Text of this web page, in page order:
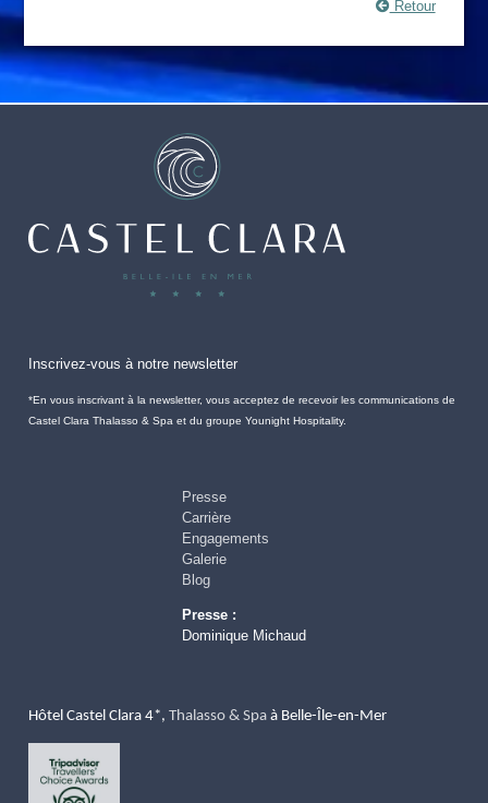
Retour
Inscrivez-vous à notre newsletter
*En vous inscrivant à la newsletter, vous acceptez de recevoir les communications de
Castel Clara Thalasso & Spa et du groupe Younight Hospitality.
Presse
Carrière
Engagements
Galerie
Blog
Presse :
Dominique Michaud
Hôtel Castel Clara 4*, Thalasso & Spa à Belle-Île-en-Mer